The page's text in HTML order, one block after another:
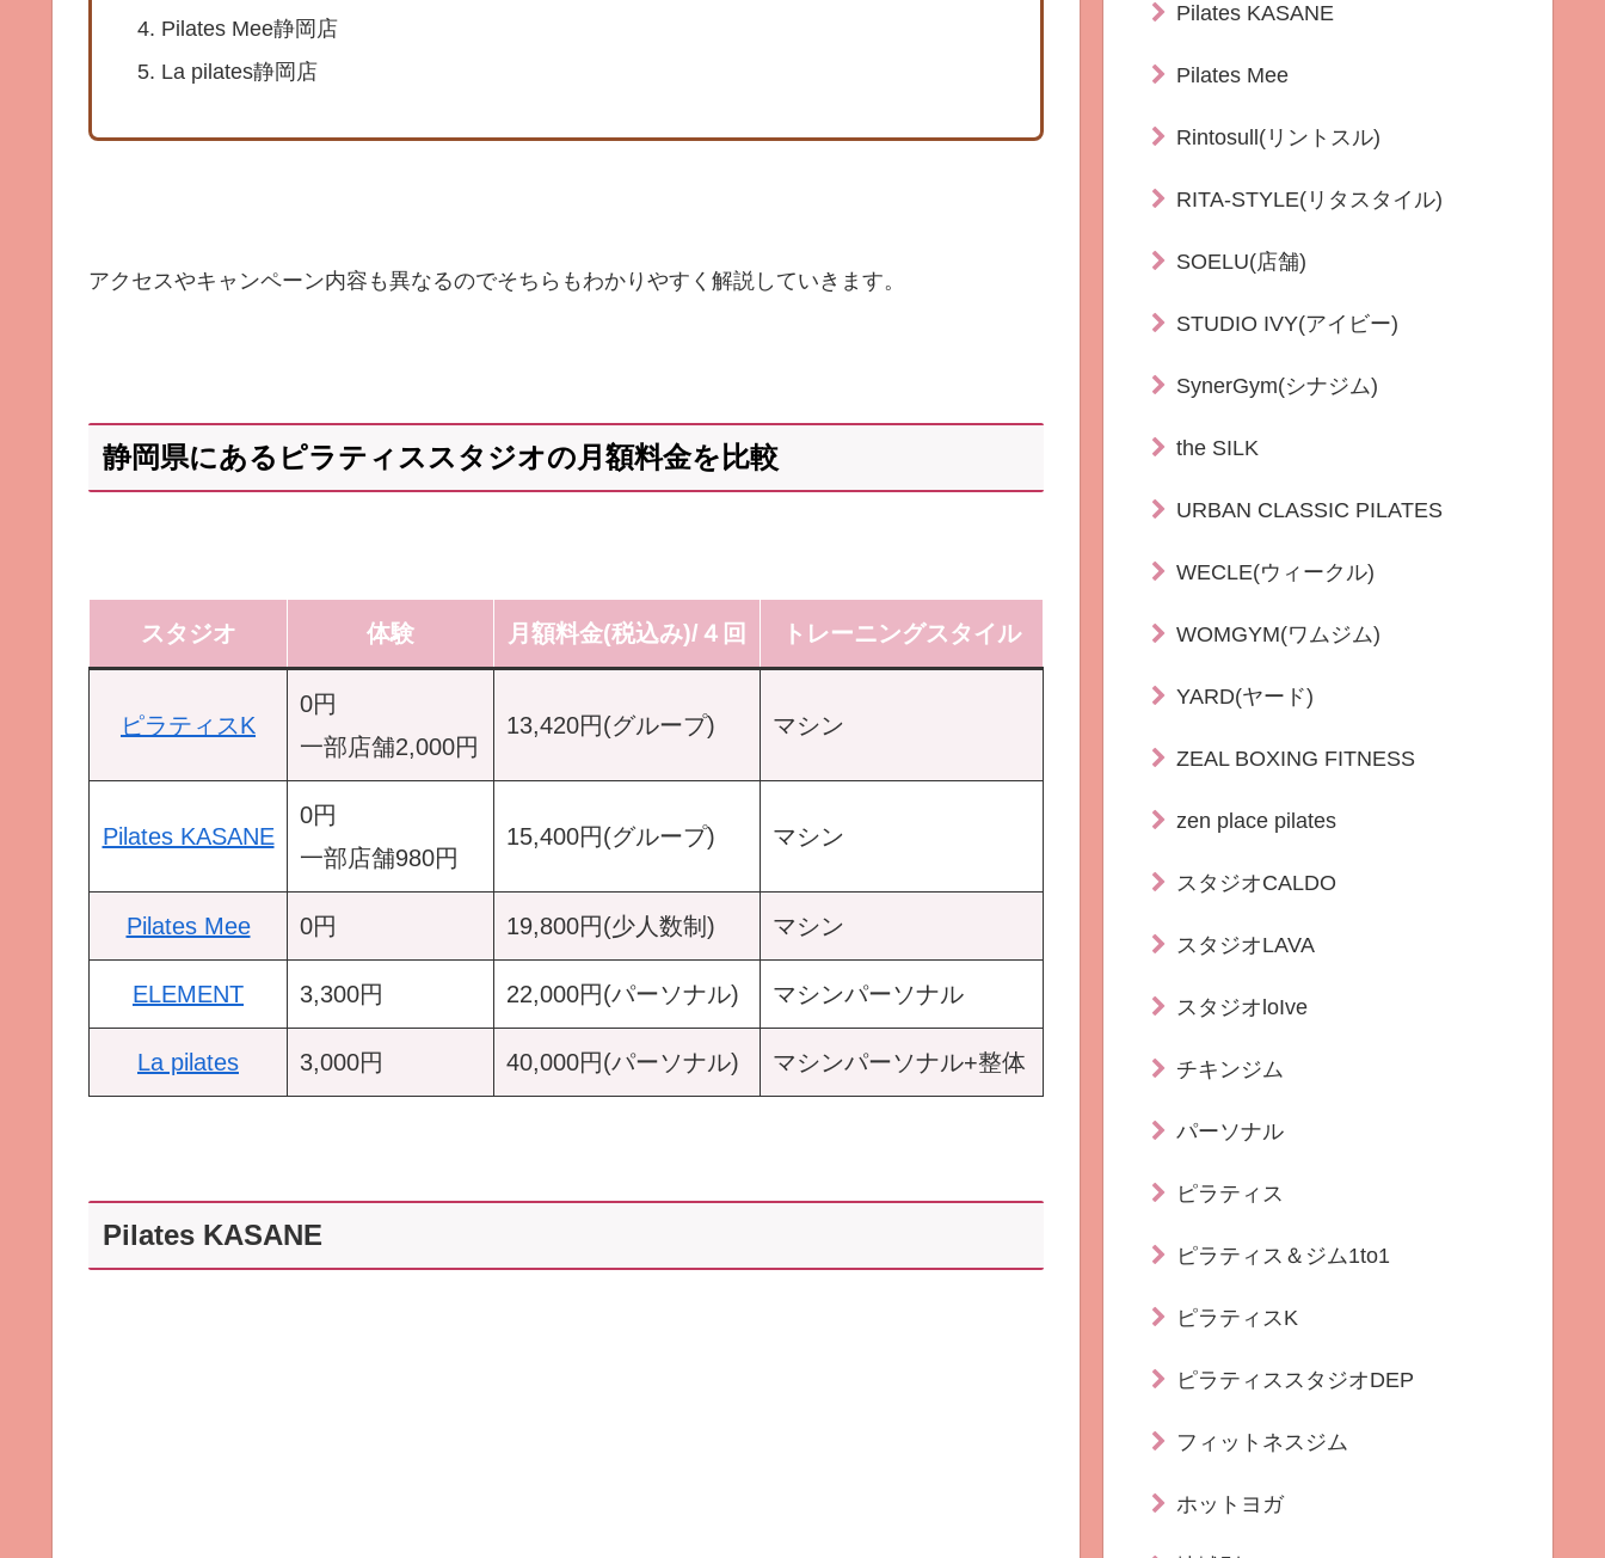
Pilates Mee静岡店
La pilates静岡店
アクセスやキャンペーン内容も異なるのでそちらもわかりやすく解説していきます。
静岡県にあるピラティススタジオの月額料金を比較
スタジオ 体験 月額料金(税込み)/４回 トレーニングスタイル
ピラティスK
0円
一部店舗2,000円
13,420円(グループ) マシン
Pilates KASANE
0円
一部店舗980円
15,400円(グループ) マシン
Pilates Mee 0円 19,800円(少人数制) マシン
ELEMENT 3,300円 22,000円(パーソナル) マシンパーソナル
La pilates 3,000円 40,000円(パーソナル) マシンパーソナル+整体
Pilates KASANE
Pilates KASANE
Pilates Mee
Rintosull(リントスル)
RITA-STYLE(リタスタイル)
SOELU(店舗)
STUDIO IVY(アイビー)
SynerGym(シナジム)
the SILK
URBAN CLASSIC PILATES
WECLE(ウィークル)
WOMGYM(ワムジム)
YARD(ヤード)
ZEAL BOXING FITNESS
zen place pilates
スタジオCALDO
スタジオLAVA
スタジオloIve
チキンジム
パーソナル
ピラティス
ピラティス＆ジム1to1
ピラティスK
ピラティススタジオDEP
フィットネスジム
ホットヨガ